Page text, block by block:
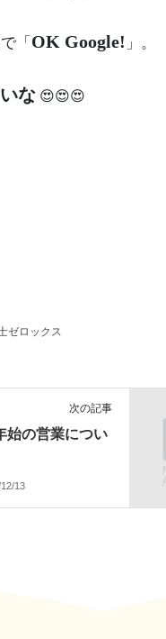
「 OK Google! 」。
な 😍😍😍
ゼロックス
次の記事
始の営業につい
13